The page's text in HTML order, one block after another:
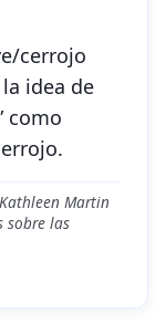
cerrojo
idea de
como
Kathleen Martin
sobre las